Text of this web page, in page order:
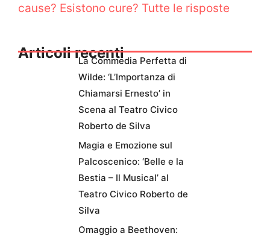
cause? Esistono cure? Tutte le risposte
Articoli recentiLa Commedia Perfetta di
Wilde: ‘L’Importanza di
Chiamarsi Ernesto’ in
Scena al Teatro Civico
Roberto de Silva
Magia e Emozione sul
Palcoscenico: ‘Belle e la
Bestia – Il Musical’ al
Teatro Civico Roberto de
Silva
Omaggio a Beethoven: